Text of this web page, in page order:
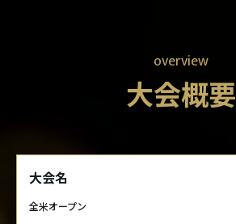
overview
大会概要
大会名
全米オープン